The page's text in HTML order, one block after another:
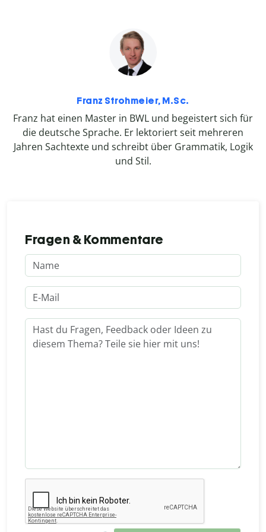
Franz Strohmeier, M.Sc.
Franz hat einen Master in BWL und begeistert sich für
die deutsche Sprache. Er lektoriert seit mehreren
Jahren Sachtexte und schreibt über Grammatik, Logik
und Stil.
Fragen & Kommentare